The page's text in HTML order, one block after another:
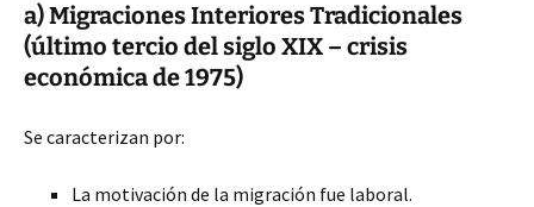
a) Migraciones Interiores Tradicionales
(último tercio del siglo XIX – crisis
económica de 1975)
Se caracterizan por:
La motivación de la migración fue laboral.